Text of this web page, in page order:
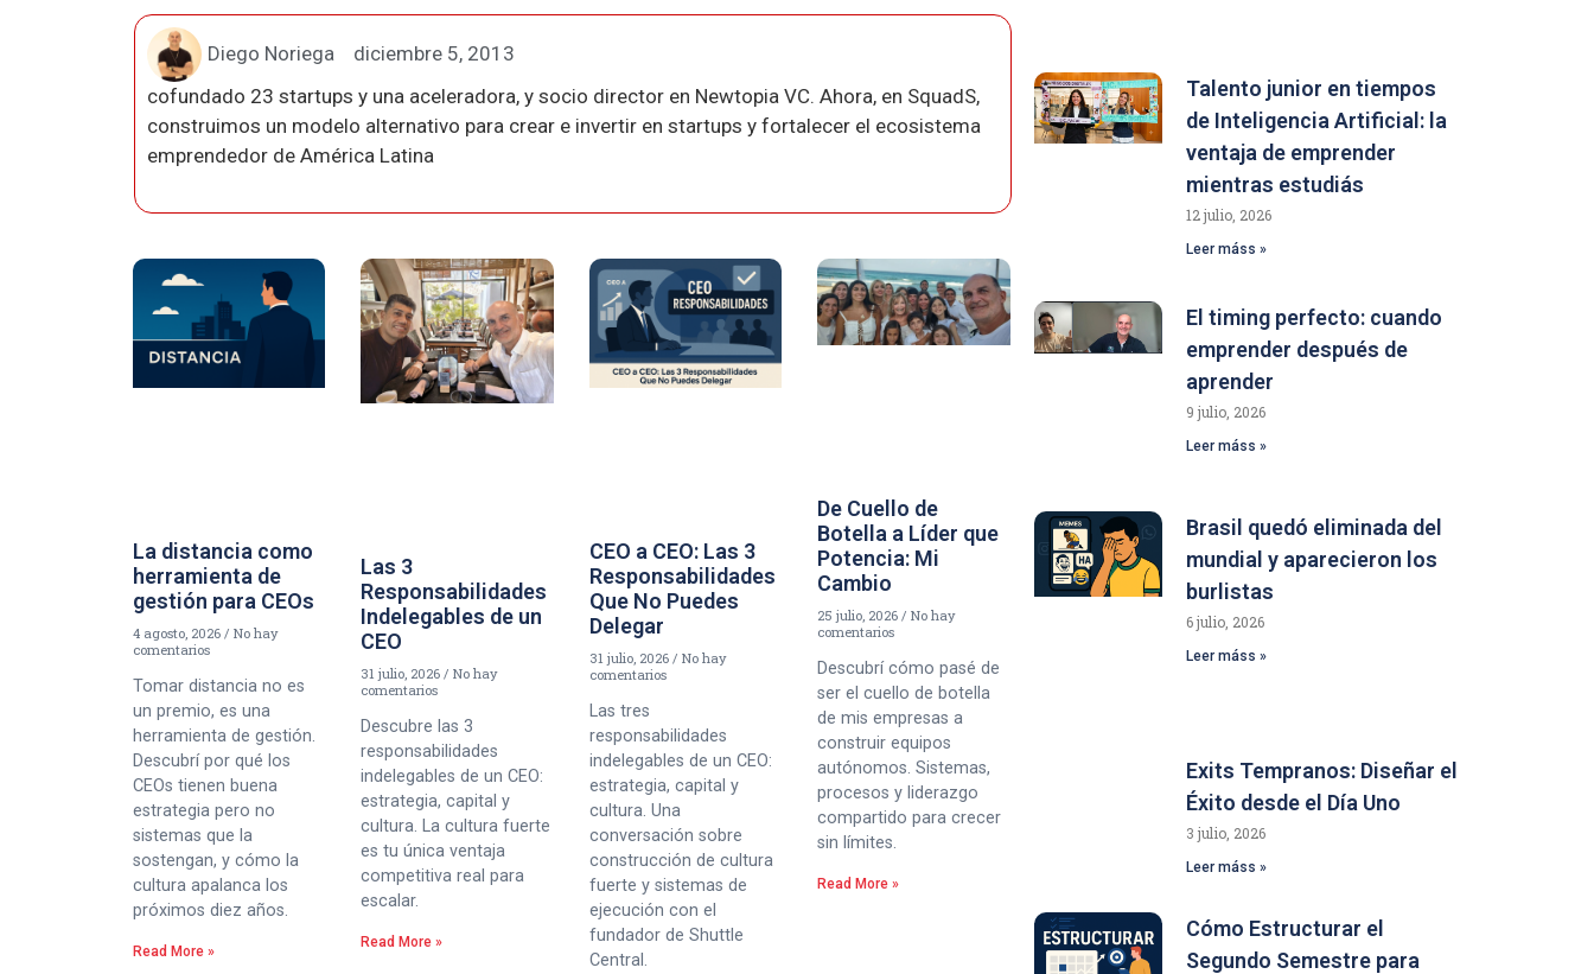
Diego Noriega
diciembre 5, 2013
cofundado 23 startups y una aceleradora, y socio director en Newtopia VC. Ahora, en SquadS,
construimos un modelo alternativo para crear e invertir en startups y fortalecer el ecosistema
emprendedor de América Latina
La distancia como
herramienta de
gestión para CEOs
4 agosto, 2026
No hay
comentarios
Tomar distancia no es
un premio, es una
herramienta de gestión.
Descubrí por qué los
CEOs tienen buena
estrategia pero no
sistemas que la
sostengan, y cómo la
cultura apalanca los
próximos diez años.
Read More »
Las 3
Responsabilidades
Indelegables de un
CEO
31 julio, 2026 No hay
comentarios
Descubre las 3
responsabilidades
indelegables de un CEO:
estrategia, capital y
cultura. La cultura fuerte
es tu única ventaja
competitiva real para
escalar.
Read More »
CEO a CEO: Las 3
Responsabilidades
Que No Puedes
Delegar
31 julio, 2026
No hay
comentarios
Las tres
responsabilidades
indelegables de un CEO:
estrategia, capital y
cultura. Una
conversación sobre
construcción de cultura
fuerte y sistemas de
ejecución con el
fundador de Shuttle
Central.
De Cuello de
Botella a Líder que
Potencia: Mi
Cambio
25 julio, 2026 No hay
comentarios
Descubrí cómo pasé de
ser el cuello de botella
de mis empresas a
construir equipos
autónomos. Sistemas,
procesos y liderazgo
compartido para crecer
sin límites.
Read More »
Talento junior en tiempos
de Inteligencia Artificial: la
ventaja de emprender
mientras estudiás
12 julio, 2026
Leer máss »
El timing perfecto: cuando
emprender después de
aprender
9 julio, 2026
Leer máss »
Brasil quedó eliminada del
mundial y aparecieron los
burlistas
6 julio, 2026
Leer máss »
Exits Tempranos: Diseñar el
Éxito desde el Día Uno
3 julio, 2026
Leer máss »
Cómo Estructurar el
Segundo Semestre para